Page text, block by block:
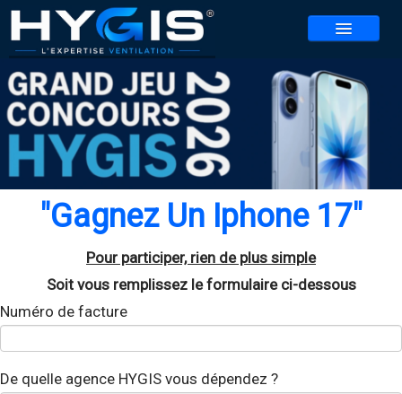
NOS SERVICES
NOS AGENCES ▼
CONTACT
ACTUALITES
REJOIGNEZ-NOUS
"Gagnez Un Iphone 17"
Pour participer, rien de plus simple
Soit vous remplissez le formulaire ci-dessous
Numéro de facture
De quelle agence HYGIS vous dépendez ?